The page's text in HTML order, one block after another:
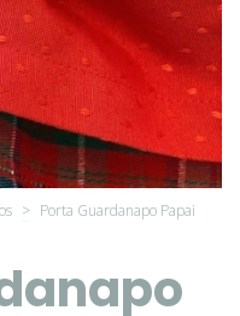
> Porta Guardanapo Papai